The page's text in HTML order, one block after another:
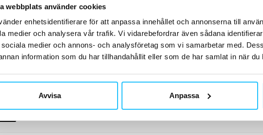
webbplats använder cookies
enhetsidentifierare för att anpassa innehållet och annonserna till
medier och analysera vår trafik. Vi vidarebefordrar även sådana
medier och annons- och analysföretag som vi samarbetar med.
information som du har tillhandahållit eller som de har samlat in när
Avvisa Anpassa
Boutique fitness boutique gym box n burn fightbox fightbox tresor
stockholm